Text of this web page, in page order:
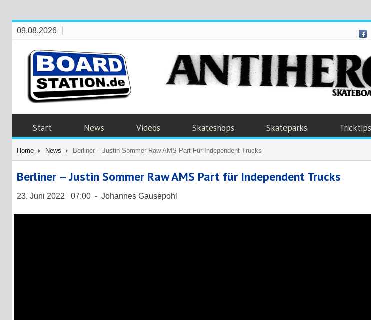
09.08.2026
Start News Videos Skateshops Skateparks Tricktips
Home News Berliner – Justin Sommer Raw AMS Part Für Independent Trucks
Berliner – Justin Sommer Raw AMS Part für Independent Trucks
23. Juni 2022 07:00 - Johannes Gausepohl